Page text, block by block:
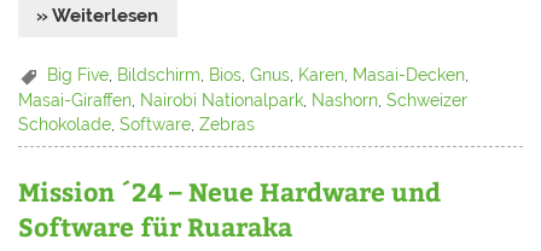
» Weiterlesen
Big Five Bildschirm Bios ,Gnus Karen Masai-Decken
Masai-Giraffen, Nairobi Nationalpark, Nashorn,Schweizer
Schokolade,Software,Zebras
Mission ´24 – Neue Hardware und
Software für Ruaraka